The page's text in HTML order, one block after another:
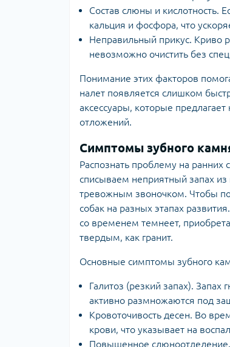
Состав слюны и кислотность.
кальция и фосфора, что
Неправильный прикус. Криво
невозможно очистить без
Понимание этих факторов
налет появляется слишком
аксессуары, которые
отложений.
Симптомы зубного
Распознать проблему на ранних
списываем неприятный запах
тревожным звоночком. Чтобы
собак на разных этапах
со временем темнеет,
твердым, как гранит.
Основные симптомы зубного
Галитоз (резкий запах).
активно размножаются под
Кровоточивость десен. Во
крови, что указывает на
Повышенное